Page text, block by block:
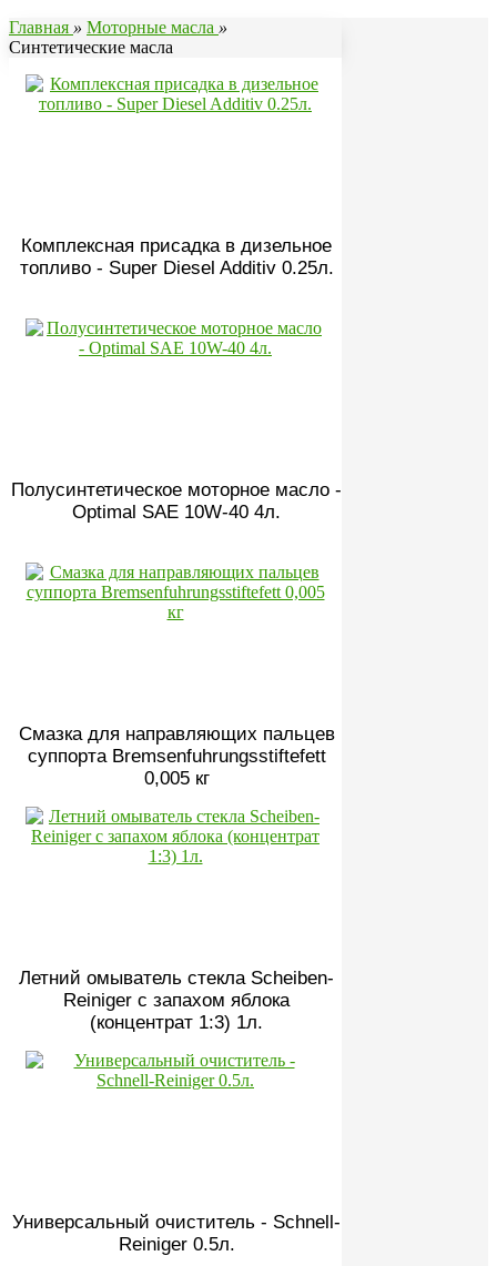
Главная » Моторные масла »
Синтетические масла
Комплексная присадка в дизельное
топливо - Super Diesel Additiv 0.25л.
Полусинтетическое моторное масло -
Optimal SAE 10W-40 4л.
Смазка для направляющих пальцев
суппорта Bremsenfuhrungsstiftefett
0,005 кг
Летний омыватель стекла Scheiben-
Reiniger с запахом яблока
(концентрат 1:3) 1л.
Универсальный очиститель - Schnell-
Reiniger 0.5л.